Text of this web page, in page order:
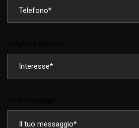
Interesse*